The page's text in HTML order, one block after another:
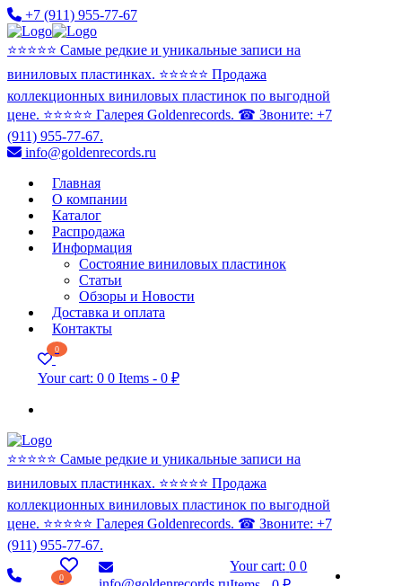
+7 (911) 955-77-67
⭐️⭐️⭐️⭐️⭐️ Самые редкие и уникальные записи на
виниловых пластинках. ⭐️⭐️⭐️⭐️⭐️ Продажа
коллекционных виниловых пластинок по выгодной
цене. ⭐️⭐️⭐️⭐️⭐️ Галерея Goldenrecords. ☎ Звоните: +7
(911) 955-77-67.
info@goldenrecords.ru
Главная
О компании
Каталог
Распродажа
Информация
Состояние виниловых пластинок
Статьи
Обзоры и Новости
Доставка и оплата
Контакты
0
Your cart: 0 0 Items - 0 ₽
⭐️⭐️⭐️⭐️⭐️ Самые редкие и уникальные записи на
виниловых пластинках. ⭐️⭐️⭐️⭐️⭐️ Продажа
коллекционных виниловых пластинок по выгодной
цене. ⭐️⭐️⭐️⭐️⭐️ Галерея Goldenrecords. ☎ Звоните: +7
(911) 955-77-67.
0
Your cart: 00